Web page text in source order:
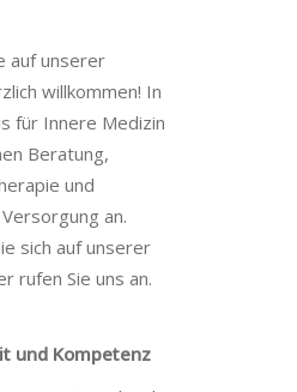
auf unserer
willkommen! In
für Innere Medizin
Beratung,
und
an.
sich auf unserer
rufen Sie uns an.
und Kompetenz